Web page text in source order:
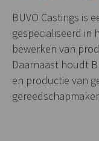
BUVO Castings is
gespecialiseerd in
bewerken van
Daarnaast houdt
en productie van